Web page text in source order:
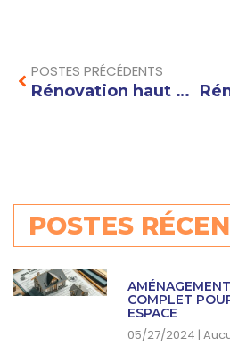
POSTES PRÉCÉDENTS
Rénovation haut de gamme à Val d’Isère : le prestige au sommet de l’élégance alpine
POSTES
COMPLET
ESPACE
05/27/2024